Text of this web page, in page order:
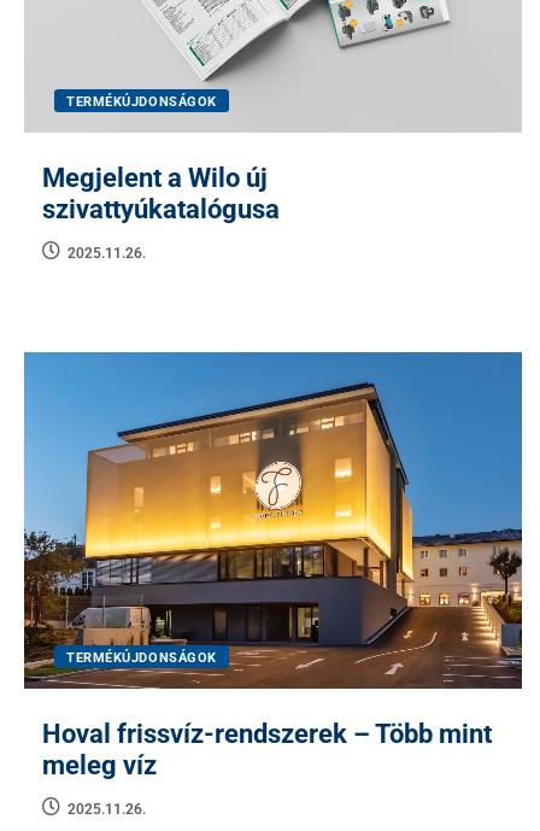
TERMÉKÚJDONSÁGOK
Megjelent a Wilo új
szivattyúkatalógusa
2025.11.26.
TERMÉKÚJDONSÁGOK
Hoval frissvíz-rendszerek – Több mint
meleg víz
2025.11.26.